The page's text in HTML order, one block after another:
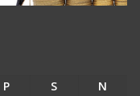
P S
N